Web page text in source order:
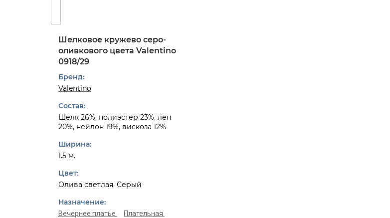
Шелковое кружево серо-
оливкового цвета Valentino
0918/29
Бренд:
Valentino
Состав:
Шелк 26%, полиэстер 23%, лен
20%, нейлон 19%, вискоза 12%
Ширина:
1.5 м.
Цвет:
Олива светлая, Серый
Назначение:
Вечернее платье
Плательная